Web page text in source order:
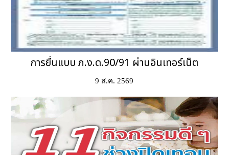
การยื่นแบบ ภ.ง.ด.90/91 ผ่านอินเทอร์เน็ต
9 ส.ค. 2569